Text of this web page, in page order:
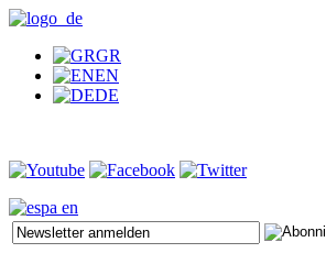
GR
EN
DE